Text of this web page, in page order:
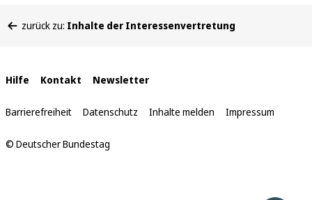
befinden
zurück zu: Inhalte der Interessenvertretung
Interne
Links
Hilfe Kontakt Newsletter
Barrierefreiheit Datenschutz Inhalte melden Impressum
© Deutscher Bundestag